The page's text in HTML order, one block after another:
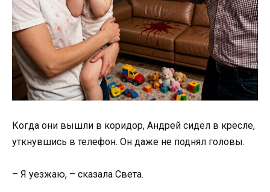
Когда они вышли в коридор, Андрей сидел в кресле,
уткнувшись в телефон. Он даже не поднял головы.
– Я уезжаю, – сказала Света.